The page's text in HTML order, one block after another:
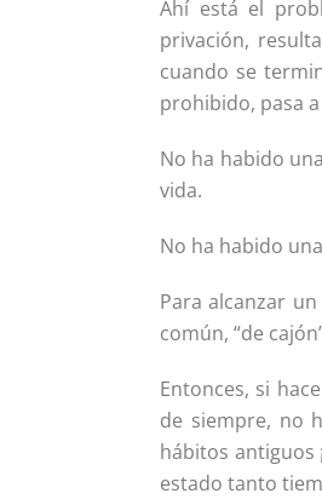
Ahí está el
privación,
cuando se
prohibido, pasa
No ha habido
vida.
No ha habido una
Para alcanzar
común, “de
Entonces, si
de siempre, no
hábitos antiguos
estado tanto